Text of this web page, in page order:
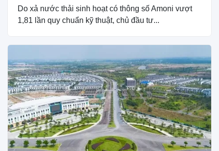
Do xả nước thải sinh hoạt có thông số Amoni vượt
1,81 lần quy chuẩn kỹ thuật, chủ đầu tư...